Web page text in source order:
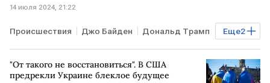
14 июля 2024, 21:22
Еще2
Происшествия Джо Байден Дональд Трамп
расследование
покушение на Дональда Трампа
"От такого не восстановиться". В США
предрекли Украине блеклое будущее